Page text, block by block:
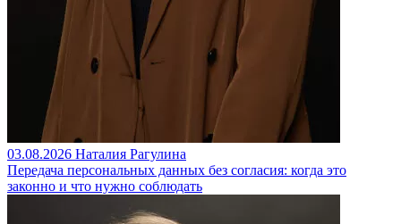
03.08.2026 Наталия Рагулина
Передача персональных данных без согласия: когда это
законно и что нужно соблюдать